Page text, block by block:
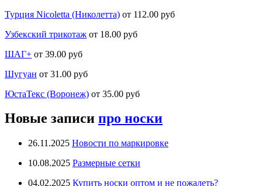
Турция Nicoletta (Николетта) от 112.00 руб
Узбекский трикотаж от 18.00 руб
ШАГ+ от 39.00 руб
Шугуан от 31.00 руб
ЮстаТекс (Воронеж) от 35.00 руб
Новые записи про носки
26.11.2025 Новости по маркировке
10.08.2025 Размерные сетки
04.02.2025 Купить носки оптом и не пожалеть?